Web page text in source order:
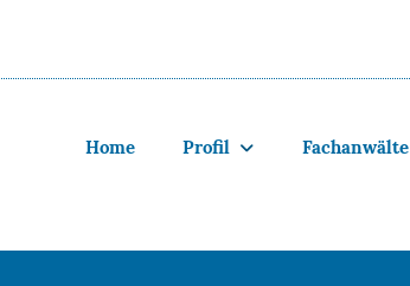
Home Profil Fachanwälte